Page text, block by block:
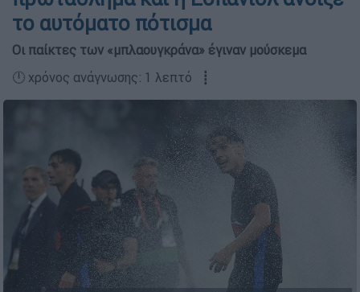
το αυτόματο πότισμα
Οι παίκτες των «μπλαουγκράνα» έγιναν μούσκεμα
🕛 χρόνος ανάγνωσης: 1 λεπτό ┋